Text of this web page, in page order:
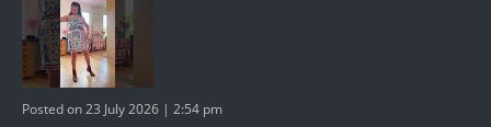
Posted on 23 July 2026 | 2:54 pm